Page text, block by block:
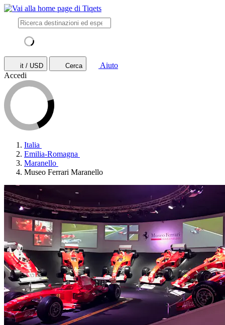
it / USD Cerca
Aiuto
Accedi
Italia
Emilia-Romagna
Maranello
Museo Ferrari Maranello